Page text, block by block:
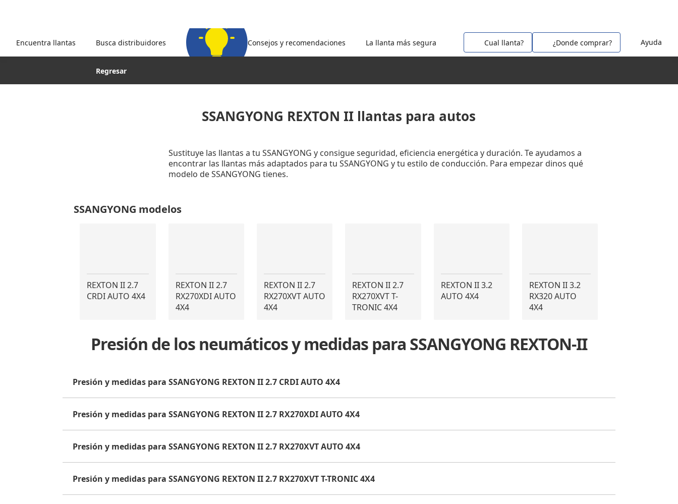
Ayuda
Encuentra llantas Busca distribuidores Consejos y recomendaciones La llanta más segura Cual llanta? ¿Donde comprar?
Regresar
SSANGYONG REXTON II llantas para autos
Sustituye las llantas a tu SSANGYONG y consigue seguridad, eficiencia energética y duración. Te ayudamos a
encontrar las llantas más adaptados para tu SSANGYONG y tu estilo de conducción. Para empezar dinos qué
modelo de SSANGYONG tienes.
SSANGYONG modelos
REXTON II 2.7
CRDI AUTO 4X4
REXTON II 2.7
RX270XDI AUTO
4X4
REXTON II 2.7
RX270XVT AUTO
4X4
REXTON II 2.7
RX270XVT T-
TRONIC 4X4
REXTON II 3.2
AUTO 4X4
REXTON II 3.2
RX320 AUTO
4X4
Presión de los neumáticos y medidas para SSANGYONG REXTON-II
Presión y medidas para SSANGYONG REXTON II 2.7 CRDI AUTO 4X4
Presión y medidas para SSANGYONG REXTON II 2.7 RX270XDI AUTO 4X4
Presión y medidas para SSANGYONG REXTON II 2.7 RX270XVT AUTO 4X4
Presión y medidas para SSANGYONG REXTON II 2.7 RX270XVT T-TRONIC 4X4